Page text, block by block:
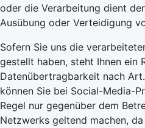
oder die Verarbeitung dient
Ausübung oder Verteidigung
Sofern Sie uns die
gestellt haben, steht Ihnen ein
Datenübertragbarkeit nach
können Sie bei Social-Media-
Regel nur gegenüber dem
Netzwerks geltend machen,